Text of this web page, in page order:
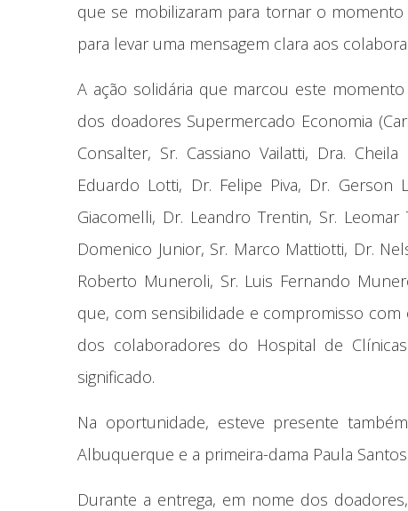
que se mobilizaram para tornar o
para levar uma mensagem clara aos
A ação solidária que marcou este
dos doadores Supermercado Economia
Consalter, Sr. Cassiano Vailatti, Dra.
Eduardo Lotti, Dr. Felipe Piva, Dr. Gerson
Giacomelli, Dr. Leandro Trentin, Sr.
Domenico Junior, Sr. Marco Mattiotti, Dr.
Roberto Muneroli, Sr. Luis Fernando
que, com sensibilidade e compromisso
dos colaboradores do Hospital de
significado.
Na oportunidade, esteve presente
Albuquerque e a primeira-dama Paula Santos.
Durante a entrega, em nome dos